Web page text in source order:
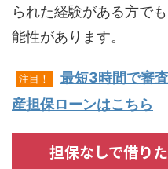
られた経験がある方で
能性があります。
注目！
最短3時間で審
産担保ローンはこちら
担保なしで借り